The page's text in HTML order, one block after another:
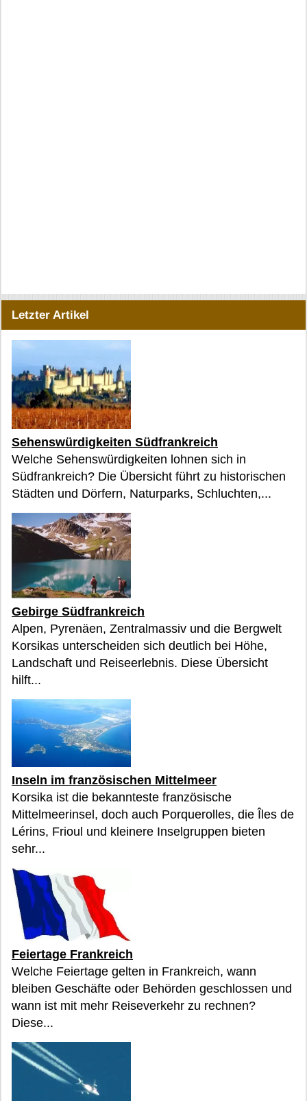
Letzter Artikel
Sehenswürdigkeiten Südfrankreich
Welche Sehenswürdigkeiten lohnen sich in
Südfrankreich? Die Übersicht führt zu historischen
Städten und Dörfern, Naturparks, Schluchten,...
Gebirge Südfrankreich
Alpen, Pyrenäen, Zentralmassiv und die Bergwelt
Korsikas unterscheiden sich deutlich bei Höhe,
Landschaft und Reiseerlebnis. Diese Übersicht
hilft...
Inseln im französischen Mittelmeer
Korsika ist die bekannteste französische
Mittelmeerinsel, doch auch Porquerolles, die Îles de
Lérins, Frioul und kleinere Inselgruppen bieten
sehr...
Feiertage Frankreich
Welche Feiertage gelten in Frankreich, wann
bleiben Geschäfte oder Behörden geschlossen und
wann ist mit mehr Reiseverkehr zu rechnen?
Diese...